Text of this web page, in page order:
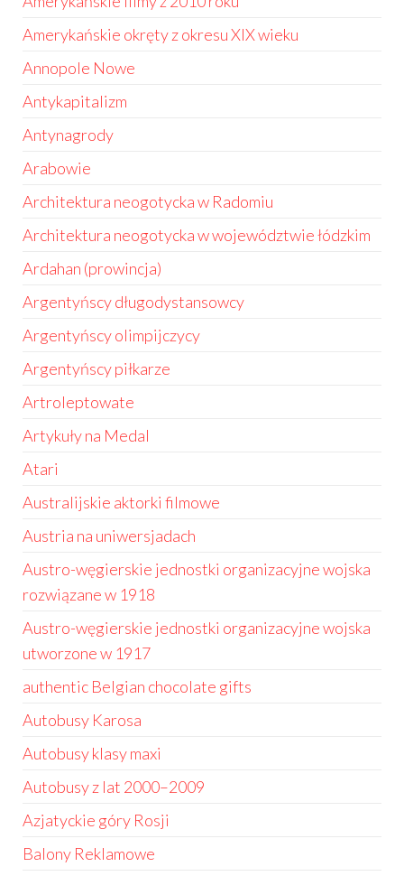
Amerykańskie okręty z okresu XIX wieku
Annopole Nowe
Antykapitalizm
Antynagrody
Arabowie
Architektura neogotycka w Radomiu
Architektura neogotycka w województwie łódzkim
Ardahan (prowincja)
Argentyńscy długodystansowcy
Argentyńscy olimpijczycy
Argentyńscy piłkarze
Artroleptowate
Artykuły na Medal
Atari
Australijskie aktorki filmowe
Austria na uniwersjadach
Austro-węgierskie jednostki organizacyjne wojska
rozwiązane w 1918
Austro-węgierskie jednostki organizacyjne wojska
utworzone w 1917
authentic Belgian chocolate gifts
Autobusy Karosa
Autobusy klasy maxi
Autobusy z lat 2000–2009
Azjatyckie góry Rosji
Balony Reklamowe